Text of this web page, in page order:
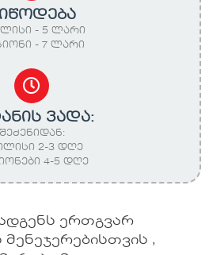
- 5 ლარი
- 7 ლარი
ვადა:
შეძენიდან:
2-3 დღე
4-5 დღე
ერთგვარ
მენეჯერებისთვის ,